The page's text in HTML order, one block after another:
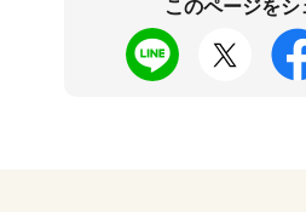
このページをシ